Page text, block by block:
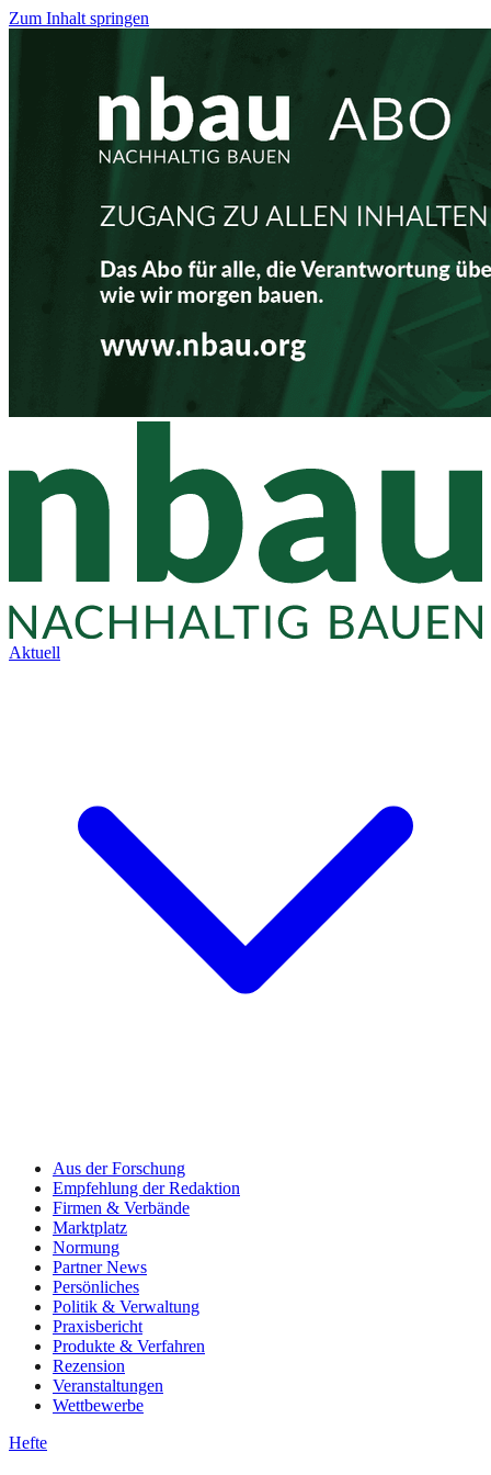
Zum Inhalt springen
Aktuell
Aus der Forschung
Empfehlung der Redaktion
Firmen & Verbände
Marktplatz
Normung
Partner News
Persönliches
Politik & Verwaltung
Praxisbericht
Produkte & Verfahren
Rezension
Veranstaltungen
Wettbewerbe
Hefte